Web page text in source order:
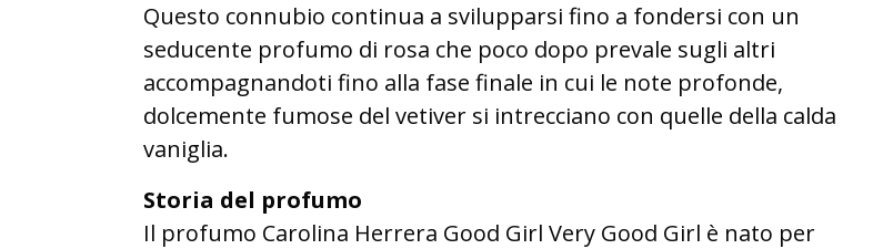
Questo connubio continua a svilupparsi fino a fondersi con un
seducente profumo di rosa che poco dopo prevale sugli altri
accompagnandoti fino alla fase finale in cui le note profonde,
dolcemente fumose del vetiver si intrecciano con quelle della calda
vaniglia.
Storia del profumo
Il profumo Carolina Herrera Good Girl Very Good Girl è nato per